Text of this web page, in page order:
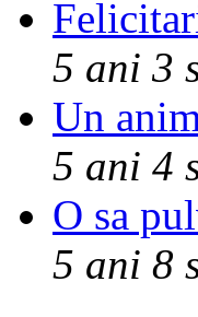
5 ani 3
Un
5 ani 4
O sa
5 ani 8